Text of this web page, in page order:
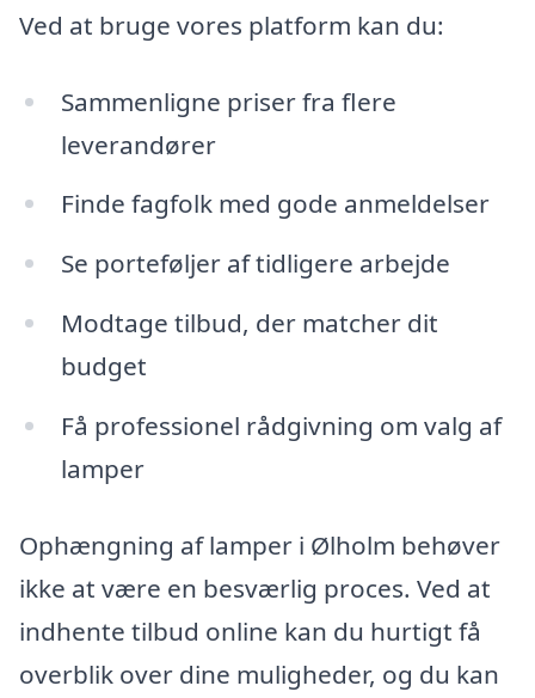
Ved at bruge vores platform kan du:
Sammenligne priser fra flere
leverandører
Finde fagfolk med gode anmeldelser
Se porteføljer af tidligere arbejde
Modtage tilbud, der matcher dit
budget
Få professionel rådgivning om valg af
lamper
Ophængning af lamper i Ølholm behøver
ikke at være en besværlig proces. Ved at
indhente tilbud online kan du hurtigt få
overblik over dine muligheder, og du kan